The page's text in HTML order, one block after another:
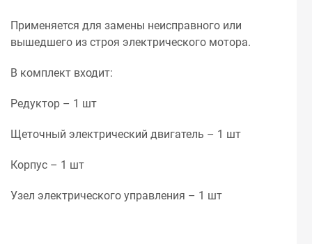
Применяется для замены неисправного или
вышедшего из строя электрического мотора.
В комплект входит:
Редуктор – 1 шт
Щеточный электрический двигатель – 1 шт
Корпус – 1 шт
Узел электрического управления – 1 шт